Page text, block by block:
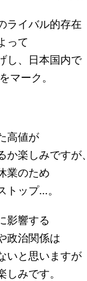
ライバル的存在
って
し、日本国内で
マーク。
高値が
か楽しみですが、
業のため
トップ…。
影響する
政治関係は
いと思いますが
しみです。